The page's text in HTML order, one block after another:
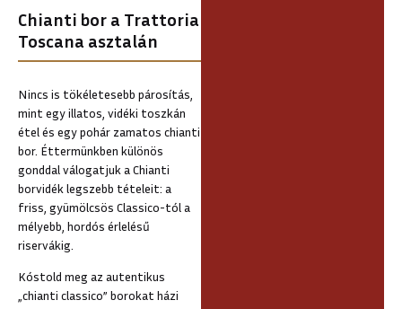
Chianti bor a Trattoria
Toscana asztalán
Nincs is tökéletesebb párosítás,
mint egy illatos, vidéki toszkán
étel és egy pohár zamatos chianti
bor. Éttermünkben különös
gonddal válogatjuk a Chianti
borvidék legszebb tételeit: a
friss, gyümölcsös Classico-tól a
mélyebb, hordós érlelésű
riservákig.
Kóstold meg az autentikus
„chianti classico” borokat házi